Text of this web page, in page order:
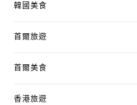
韓國美食
首爾旅遊
首爾美食
香港旅遊